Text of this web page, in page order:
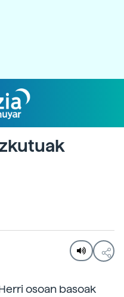
osoan basoak